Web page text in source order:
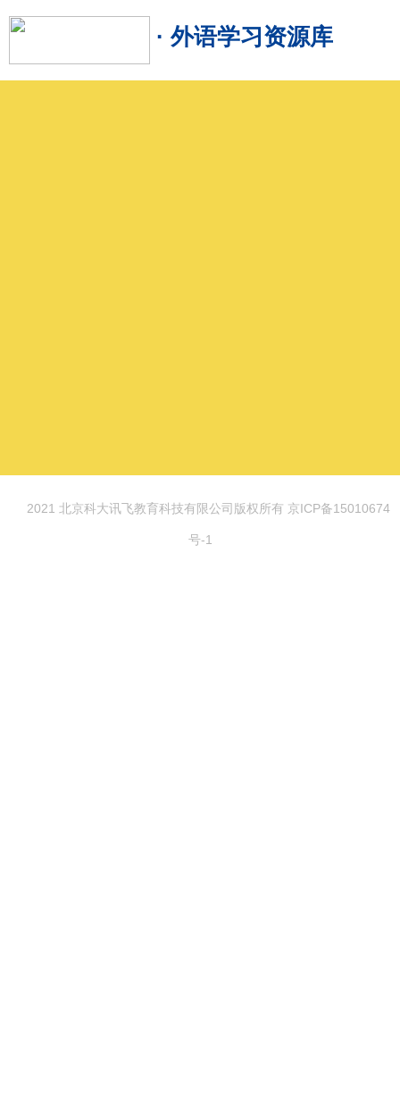
· 外语学习资源库
© 2021 北京科大讯飞教育科技有限公司版权所有 京ICP备15010674
号-1